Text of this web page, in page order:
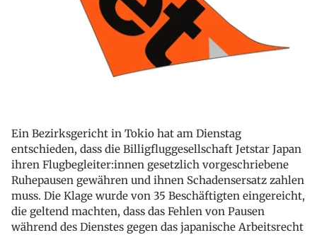
Ein Bezirksgericht in Tokio hat am Dienstag
entschieden, dass die Billigfluggesellschaft Jetstar Japan
ihren Flugbegleiter:innen gesetzlich vorgeschriebene
Ruhepausen gewähren und ihnen Schadensersatz zahlen
muss. Die Klage wurde von 35 Beschäftigten eingereicht,
die geltend machten, dass das Fehlen von Pausen
während des Dienstes gegen das japanische Arbeitsrecht